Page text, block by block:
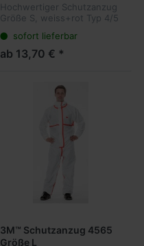
Hochwertiger Schutzanzug
Größe S, weiss+rot Typ 4/5
sofort lieferbar
ab 13,70 € *
3M™ Schutzanzug 4565
Größe L